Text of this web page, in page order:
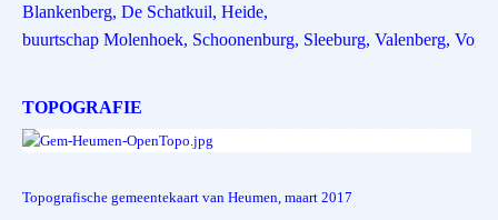
Blankenberg, De Schatkuil, Heide,
buurtschap Molenhoek, Schoonenburg, Sleeburg, Valenberg,
TOPOGRAFIE
Topografische gemeentekaart van Heumen, maart 2017